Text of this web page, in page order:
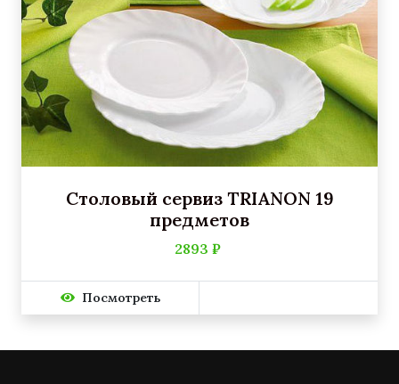
Столовый сервиз TRIANON 19
предметов
2893 ₽
Посмотреть